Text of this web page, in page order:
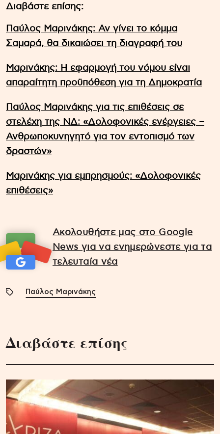
Διαβάστε επίσης:
Παύλος Μαρινάκης: Αν γίνει το κόμμα
Σαμαρά, θα δικαιώσει τη διαγραφή του
Μαρινάκης: Η εφαρμογή του νόμου είναι
απαραίτητη προϋπόθεση για τη Δημοκρατία
Παύλος Μαρινάκης για τις επιθέσεις σε
στελέχη της ΝΔ: «Δολοφονικές ενέργειες –
Ανθρωποκυνηγητό για τον εντοπισμό των
δραστών»
Μαρινάκης για εμπρησμούς: «Δολοφονικές
επιθέσεις»
Ακολουθήστε μας στο Google
News για να ενημερώνεστε για τα
τελευταία νέα
Παύλος Μαρινάκης
Διαβάστε επίσης